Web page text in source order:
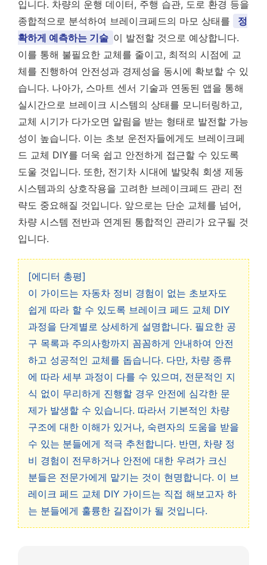
입니다. 차량의 운행 데이터, 주행 습관, 도로 환경 등을
종합적으로 분석하여 브레이크페드의 마모 상태를
정
확하게 예측하는 기술 이 발전할 것으로 예상합니다.
이를 통해 불필요한 교체를 줄이고, 최적의 시점에 교
체를 진행하여 안전성과 경제성을 동시에 확보할 수 있
습니다. 나아가, 스마트 센서 기술과 연동된 앱을 통해
실시간으로 브레이크 시스템의 상태를 모니터링하고,
교체 시기가 다가오면 알림을 받는 형태로 발전할 가능
성이 높습니다. 이는 초보 운전자들에게도 브레이크페
드 교체 DIY를 더욱 쉽고 안전하게 접근할 수 있도록
도울 것입니다. 또한, 전기차 시대에 발맞춰 회생 제동
시스템과의 상호작용을 고려한 브레이크페드 관리 전
략도 중요해질 것입니다. 앞으로는 단순 교체를 넘어,
차량 시스템 전반과 연계된 통합적인 관리가 요구될 것
입니다.
[에디터 총평]
이 가이드는 자동차 정비 경험이 없는 초보자도
쉽게 따라 할 수 있도록 브레이크 페드 교체 DIY
과정을 단계별로 상세하게 설명합니다. 필요한 공
구 목록과 주의사항까지 꼼꼼하게 안내하여 안전
하고 성공적인 교체를 돕습니다. 다만, 차량 종류
에 따라 세부 과정이 다를 수 있으며, 전문적인 지
식 없이 무리하게 진행할 경우 안전에 심각한 문
제가 발생할 수 있습니다. 따라서 기본적인 차량
구조에 대한 이해가 있거나, 숙련자의 도움을 받을
수 있는 분들에게 적극 추천합니다. 반면, 차량 정
비 경험이 전무하거나 안전에 대한 우려가 크신
분들은 전문가에게 맡기는 것이 현명합니다. 이 브
레이크 페드 교체 DIY 가이드는 직접 해보고자 하
는 분들에게 훌륭한 길잡이가 될 것입니다.